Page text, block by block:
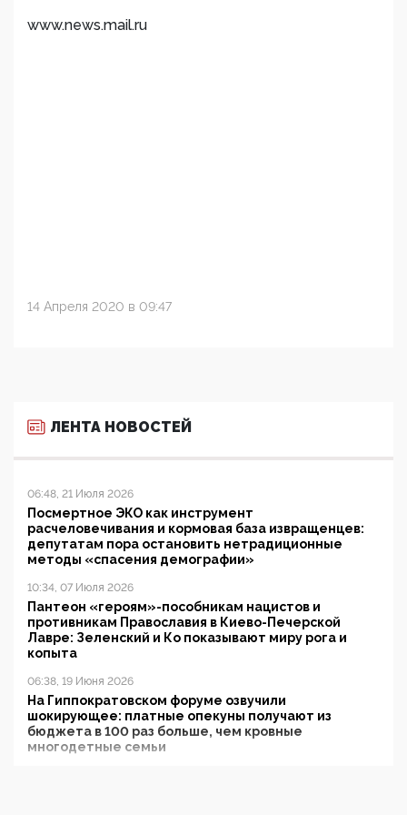
www.news.mail.ru
14 Апреля 2020 в 09:47
ЛЕНТА НОВОСТЕЙ
06:48, 21 Июля 2026
Посмертное ЭКО как инструмент
расчеловечивания и кормовая база извращенцев:
депутатам пора остановить нетрадиционные
методы «спасения демографии»
10:34, 07 Июля 2026
Пантеон «героям»-пособникам нацистов и
противникам Православия в Киево-Печерской
Лавре: Зеленский и Ко показывают миру рога и
копыта
06:38, 19 Июня 2026
На Гиппократовском форуме озвучили
шокирующее: платные опекуны получают из
бюджета в 100 раз больше, чем кровные
многодетные семьи